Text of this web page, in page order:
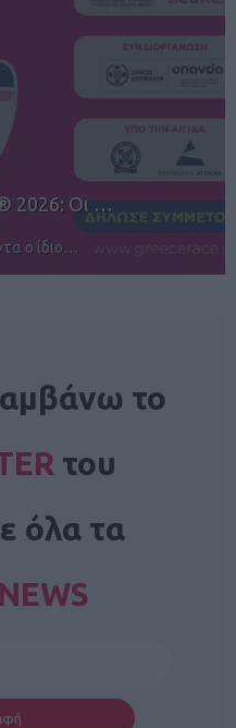
Άνοιγμα ε…
το
του
όλα τα